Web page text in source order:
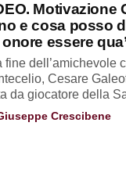
Motivazione
e cosa posso
essere
fine dell’amichevole
Cesare
da giocatore della
Crescibene